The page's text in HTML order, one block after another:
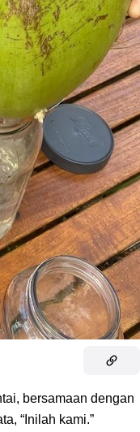
bersamaan dengan
“Inilah kami.”